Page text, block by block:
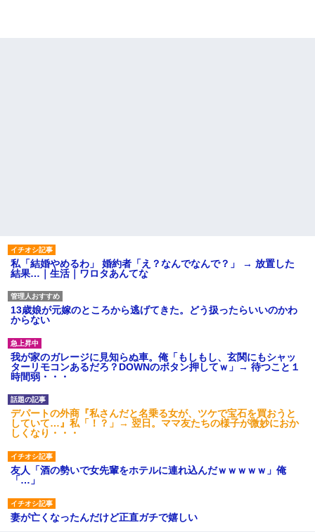
私「結婚やめるわ」 婚約者「え？なんでなんで？」 → 放置した
結果…｜生活｜ワロタあんてな
13歳娘が元嫁のところから逃げてきた。どう扱ったらいいのかわ
からない
我が家のガレージに見知らぬ車。俺「もしもし、玄関にもシャッ
ターリモコンあるだろ？DOWNのボタン押してｗ」→ 待つこと１
時間弱・・・
デパートの外商『私さんだと名乗る女が、ツケで宝石を買おうと
していて…』私「！？」→ 翌日。ママ友たちの様子が微妙におか
しくなり・・・
友人「酒の勢いで女先輩をホテルに連れ込んだｗｗｗｗｗ」俺
「…」
妻が亡くなったんだけど正直ガチで嬉しい